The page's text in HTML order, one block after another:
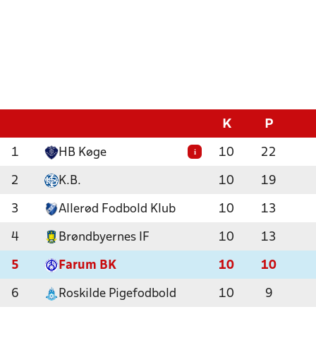
K P
1 HB Køge i 10 22
2 K.B. 10 19
3 Allerød Fodbold Klub 10 13
4 Brøndbyernes IF 10 13
5 Farum BK 10 10
6 Roskilde Pigefodbold 10 9